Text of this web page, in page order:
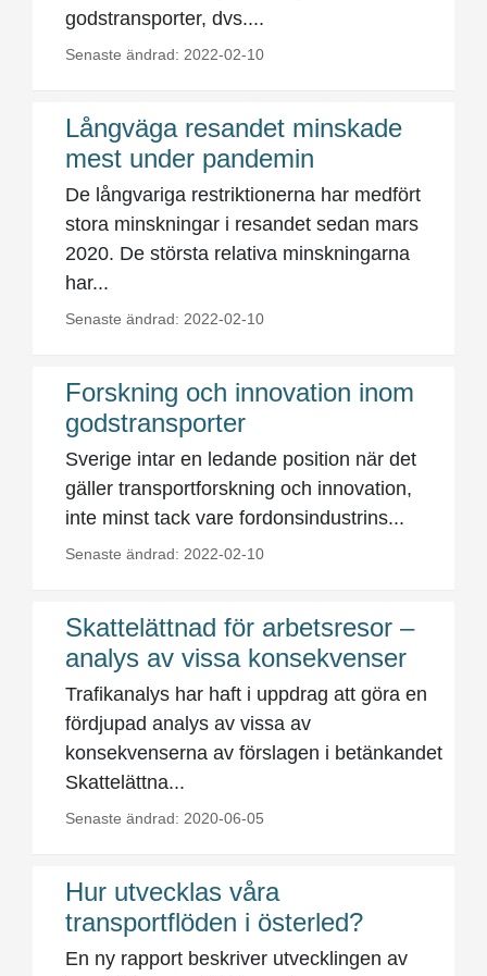
godstransporter, dvs....
Senaste ändrad: 2022-02-10
Långväga resandet minskade
mest under pandemin
De långvariga restriktionerna har medfört
stora minskningar i resandet sedan mars
2020. De största relativa minskningarna
har...
Senaste ändrad: 2022-02-10
Forskning och innovation inom
godstransporter
Sverige intar en ledande position när det
gäller transportforskning och innovation,
inte minst tack vare fordonsindustrins...
Senaste ändrad: 2022-02-10
Skattelättnad för arbetsresor –
analys av vissa konsekvenser
Trafikanalys har haft i uppdrag att göra en
fördjupad analys av vissa av
konsekvenserna av förslagen i betänkandet
Skattelättna...
Senaste ändrad: 2020-06-05
Hur utvecklas våra
transportflöden i österled?
En ny rapport beskriver utvecklingen av